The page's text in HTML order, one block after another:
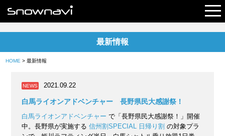
最新情報
HOME > 最新情報
NEWS 2021.09.22
白馬ライオンアドベンチャー 長野県民大感謝祭！
白馬ライオンアドベンチャー で「長野県民大感謝祭！」開催
中。長野県が実施する 信州割SPECIAL 日帰り割 の対象プラ